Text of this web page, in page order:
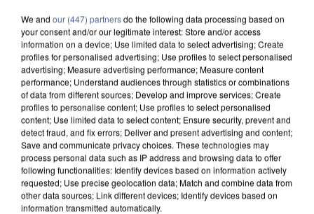
We and our (447) partnersdo the following data processing based on
your consent and/or our legitimate interest: Store and/or access
information on a device; Use limited data to select advertising; Create
profiles for personalised advertising; Use profiles to select personalised
advertising; Measure advertising performance; Measure content
performance; Understand audiences through statistics or combinations
of data from different sources; Develop and improve services; Create
profiles to personalise content; Use profiles to select personalised
content; Use limited data to select content; Ensure security, prevent and
detect fraud, and fix errors; Deliver and present advertising and content;
Save and communicate privacy choices. These technologies may
process personal data such as IP address and browsing data to offer
following functionalities: Identify devices based on information actively
requested; Use precise geolocation data; Match and combine data from
other data sources; Link different devices; Identify devices based on
information transmitted automatically.